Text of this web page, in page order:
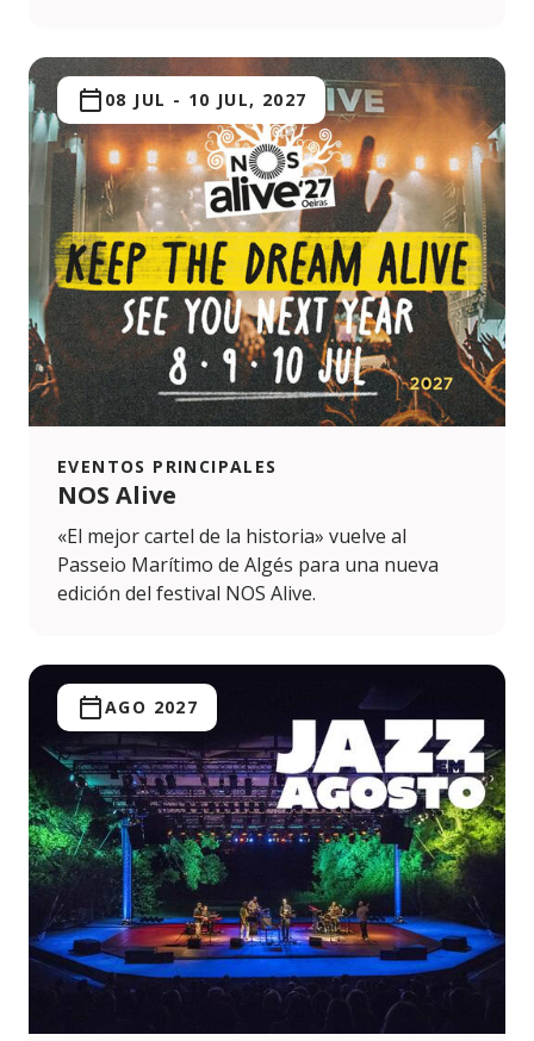
EVENTOS PRINCIPALES
NOS Alive
08 JUL - 10 JUL, 2027
«El mejor cartel de la historia» vuelve al
Passeio Marítimo de Algés para una nueva
edición del festival NOS Alive.
AGO 2027